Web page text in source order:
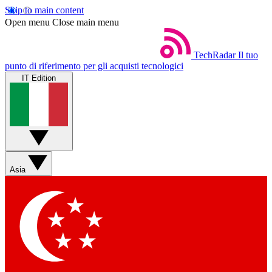
Skip to main content
Open menu Close main menu
TechRadar Il tuo
punto di riferimento per gli acquisti tecnologici
IT Edition
Asia